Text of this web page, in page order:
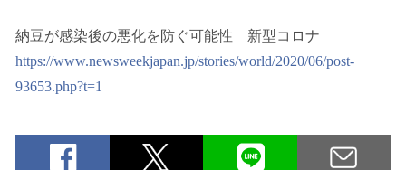
納豆が感染後の悪化を防ぐ可能性 新型コロナ
https://www.newsweekjapan.jp/stories/world/2020/06/post-
93653.php?t=1